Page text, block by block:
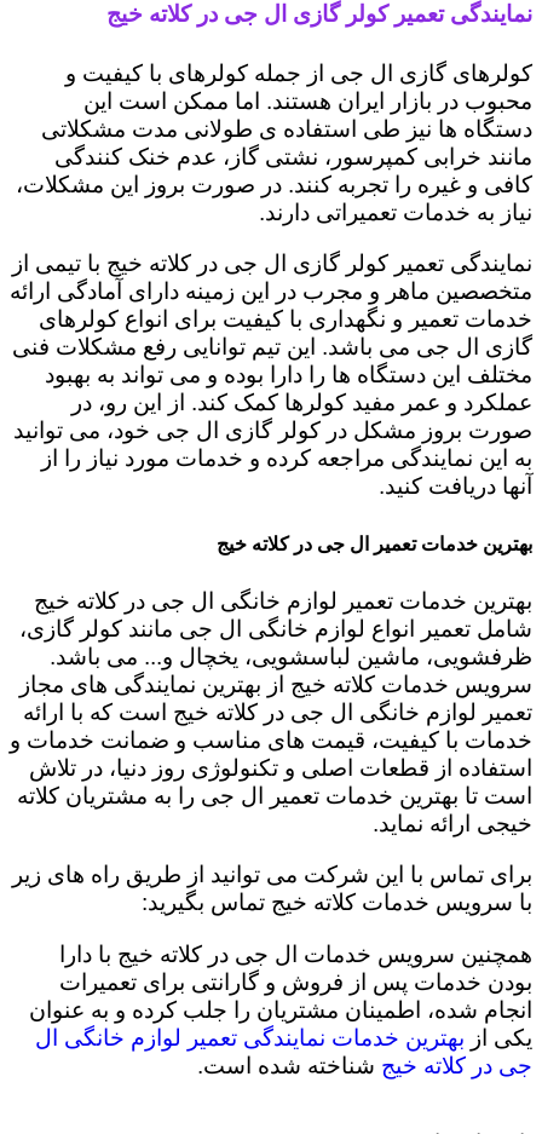
نمایندگی تعمیر کولر گازی ال جی در کلاته خیج
کولرهای گازی ال جی از جمله کولرهای با کیفیت و
محبوب در بازار ایران هستند. اما ممکن است این
دستگاه ها نیز طی استفاده ی طولانی مدت مشکلاتی
مانند خرابی کمپرسور، نشتی گاز، عدم خنک کنندگی
کافی و غیره را تجربه کنند. در صورت بروز این مشکلات،
نیاز به خدمات تعمیراتی دارند.
نمایندگی تعمیر کولر گازی ال جی در کلاته خیج با تیمی از
متخصصین ماهر و مجرب در این زمینه دارای آمادگی ارائه
خدمات تعمیر و نگهداری با کیفیت برای انواع کولرهای
گازی ال جی می باشد. این تیم توانایی رفع مشکلات فنی
مختلف این دستگاه ها را دارا بوده و می تواند به بهبود
عملکرد و عمر مفید کولرها کمک کند. از این رو، در
صورت بروز مشکل در کولر گازی ال جی خود، می توانید
به این نمایندگی مراجعه کرده و خدمات مورد نیاز را از
آنها دریافت کنید.
بهترین خدمات تعمیر ال جی در کلاته خیج
بهترین خدمات تعمیر لوازم خانگی ال جی در کلاته خیج
شامل تعمیر انواع لوازم خانگی ال جی مانند کولر گازی،
ظرفشویی، ماشین لباسشویی، یخچال و... می باشد.
سرویس خدمات کلاته خیج از بهترین نمایندگی های مجاز
تعمیر لوازم خانگی ال جی در کلاته خیج است که با ارائه
خدمات با کیفیت، قیمت های مناسب و ضمانت خدمات و
استفاده از قطعات اصلی و تکنولوژی روز دنیا، در تلاش
است تا بهترین خدمات تعمیر ال جی را به مشتریان کلاته
خیجی ارائه نماید.
برای تماس با این شرکت می توانید از طریق راه های زیر
با سرویس خدمات کلاته خیج تماس بگیرید:
همچنین سرویس خدمات ال جی در کلاته خیج با دارا
بودن خدمات پس از فروش و گارانتی برای تعمیرات
انجام شده، اطمینان مشتریان را جلب کرده و به عنوان
یکی از بهترین خدمات نمایندگی تعمیر لوازم خانگی ال
جی در کلاته خیج شناخته شده است.